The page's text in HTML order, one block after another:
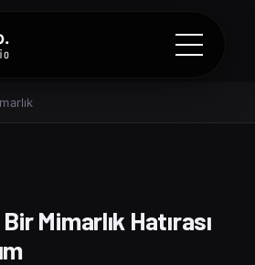
Mimarlık Hatırası